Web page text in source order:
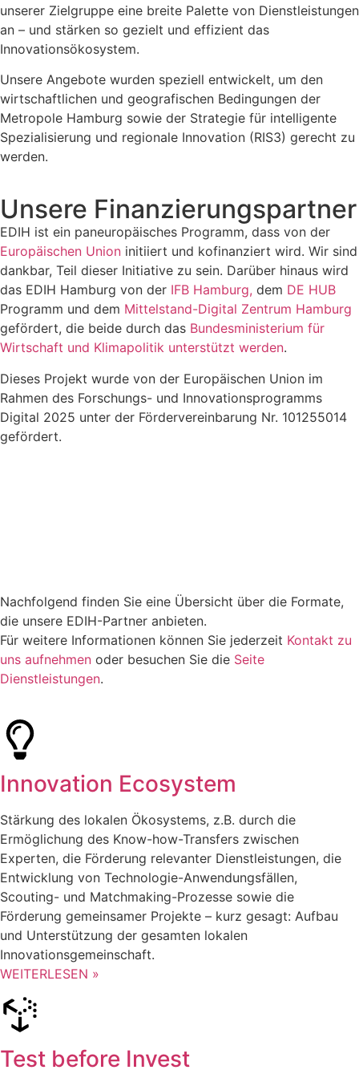
unserer Zielgruppe eine breite Palette von Dienstleistungen
an – und stärken so gezielt und effizient das
Innovationsökosystem.
Unsere Angebote wurden speziell entwickelt, um den
wirtschaftlichen und geografischen Bedingungen der
Metropole Hamburg sowie der Strategie für intelligente
Spezialisierung und regionale Innovation (RIS3) gerecht zu
werden.
Unsere Finanzierungspartner
EDIH ist ein paneuropäisches Programm, dass von der
Europäischen Union initiiert und kofinanziert wird. Wir sind
dankbar, Teil dieser Initiative zu sein. Darüber hinaus wird
das EDIH Hamburg von der IFB Hamburg, dem DE HUB
Programm und dem Mittelstand-Digital Zentrum Hamburg
gefördert, die beide durch das Bundesministerium für
Wirtschaft und Klimapolitik unterstützt werden.
Dieses Projekt wurde von der Europäischen Union im
Rahmen des Forschungs- und Innovationsprogramms
Digital 2025 unter der Fördervereinbarung Nr. 101255014
gefördert.
Nachfolgend finden Sie eine Übersicht über die Formate,
die unsere EDIH-Partner anbieten.
Für weitere Informationen können Sie jederzeit Kontakt zu
uns aufnehmen oder besuchen Sie die Seite
Dienstleistungen.
Innovation Ecosystem
Stärkung des lokalen Ökosystems, z.B. durch die
Ermöglichung des Know-how-Transfers zwischen
Experten, die Förderung relevanter Dienstleistungen, die
Entwicklung von Technologie-Anwendungsfällen,
Scouting- und Matchmaking-Prozesse sowie die
Förderung gemeinsamer Projekte – kurz gesagt: Aufbau
und Unterstützung der gesamten lokalen
Innovationsgemeinschaft.
WEITERLESEN »
Test before Invest